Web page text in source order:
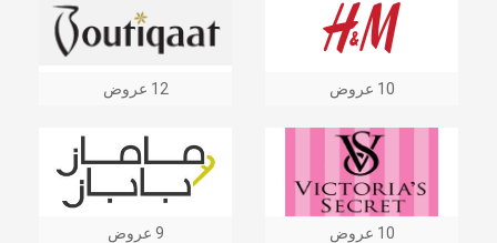
12 عروض 10 عروض
9 عروض 10 عروض